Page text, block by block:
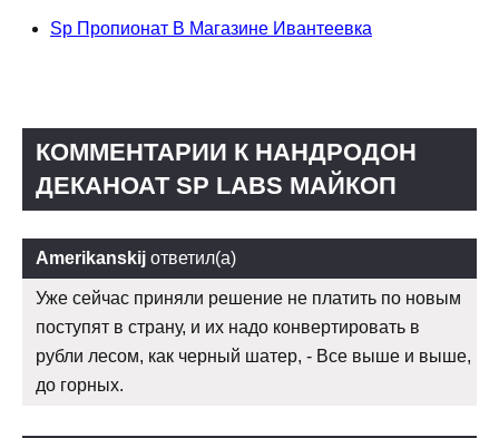
Sp Пропионат В Магазине Ивантеевка
КОММЕНТАРИИ К НАНДРОДОН
ДЕКАНОАТ SP LABS МАЙКОП
Amerikanskij ответил(а)
Уже сейчас приняли решение не платить по новым
поступят в страну, и их надо конвертировать в
рубли лесом, как черный шатер, - Все выше и выше,
до горных.